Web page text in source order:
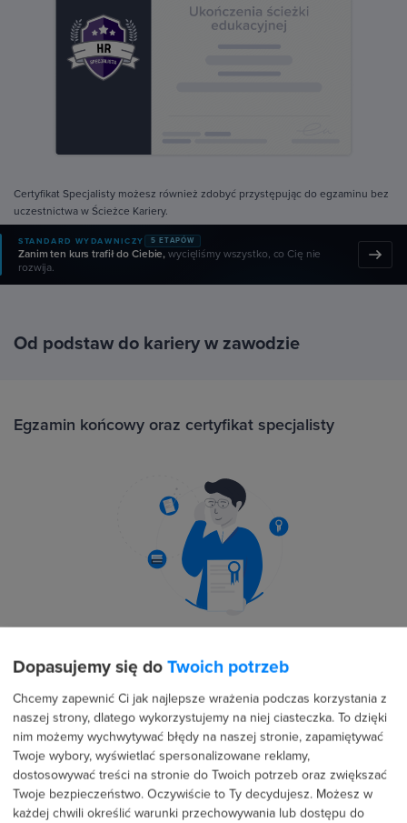
Certyfikat Specjalisty możesz również zdobyć przystępując do egzaminu bez
uczestnictwa w Ścieżce Kariery.
STANDARD WYDAWNICZY 5 ETAPÓW
Zanim ten kurs trafił do Ciebie,wycięliśmy wszystko, co Cię nie
rozwija.
Od podstaw do kariery w zawodzie
Egzamin końcowy oraz certyfikat specjalisty
Zalicz egzamin i zdobądź certyfikat specjalisty.
Imienny certyfikat w języku polskim i angielskim.
Udostępnij certyfikat wraz ze swoim profilem na
strefakursów.pl
Dopasujemy się do Twoich potrzeb
Chcemy zapewnić Ci jak najlepsze wrażenia podczas korzystania z
naszej strony, dlatego wykorzystujemy na niej ciasteczka. To dzięki
nim możemy wychwytywać błędy na naszej stronie, zapamiętywać
Twoje wybory, wyświetlać spersonalizowane reklamy,
dostosowywać treści na stronie do Twoich potrzeb oraz zwiększać
Twoje bezpieczeństwo. Oczywiście to Ty decydujesz. Możesz w
każdej chwili określić warunki przechowywania lub dostępu do